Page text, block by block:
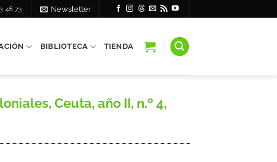
46 73 Newsletter
BIBLIOTECA TIENDA
Ceuta, año II, n.º 4,